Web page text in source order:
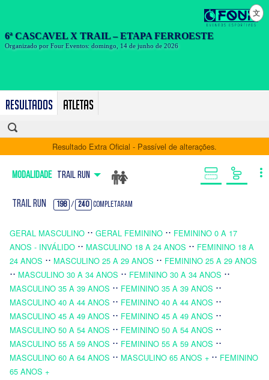
Resultados Atletas
文
Resultado Extra Oficial - Passível de alterações.
Modalidade Trail Run
Trail Run 198 / 240 Completaram
GERAL MASCULINO ⋅⋅ GERAL FEMININO ⋅⋅ FEMININO 0 A 17
ANOS - INVÁLIDO ⋅⋅ MASCULINO 18 A 24 ANOS ⋅⋅ FEMININO 18 A
24 ANOS ⋅⋅ MASCULINO 25 A 29 ANOS ⋅⋅ FEMININO 25 A 29 ANOS
⋅⋅ MASCULINO 30 A 34 ANOS ⋅⋅ FEMININO 30 A 34 ANOS ⋅⋅
MASCULINO 35 A 39 ANOS ⋅⋅ FEMININO 35 A 39 ANOS ⋅⋅
MASCULINO 40 A 44 ANOS ⋅⋅ FEMININO 40 A 44 ANOS ⋅⋅
MASCULINO 45 A 49 ANOS ⋅⋅ FEMININO 45 A 49 ANOS ⋅⋅
MASCULINO 50 A 54 ANOS ⋅⋅ FEMININO 50 A 54 ANOS ⋅⋅
MASCULINO 55 A 59 ANOS ⋅⋅ FEMININO 55 A 59 ANOS ⋅⋅
MASCULINO 60 A 64 ANOS ⋅⋅ MASCULINO 65 ANOS + ⋅⋅ FEMININO
65 ANOS +